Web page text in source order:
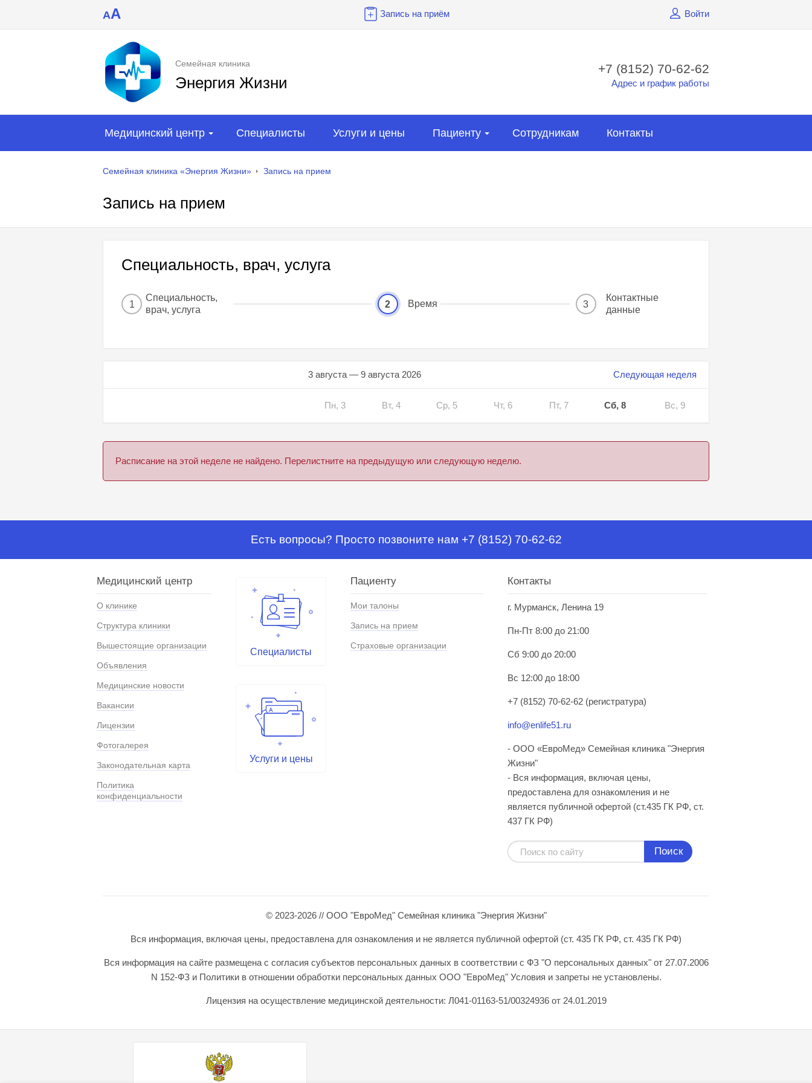
AA Запись на приём Войти
Семейная клиника
Энергия Жизни
+7 (8152) 70-62-62
Адрес и график работы
Медицинский центр Специалисты Услуги и цены Пациенту Сотрудникам Контакты
Семейная клиника «Энергия Жизни» Запись на прием
Запись на прием
Специальность, врач, услуга
1
Специальность,
врач, услуга
2 Время 3
Контактные
данные
Следующая неделя
3 августа — 9 августа 2026
Пн, 3 Вт, 4 Ср, 5 Чт, 6 Пт, 7 Сб, 8 Вс, 9
Расписание на этой неделе не найдено. Перелистните на предыдущую или следующую неделю.
Есть вопросы? Просто позвоните нам +7 (8152) 70-62-62
Медицинский центр
О клинике
Структура клиники
Вышестоящие организации
Объявления
Медицинские новости
Вакансии
Лицензии
Фотогалерея
Законодательная карта
Политика
конфиденциальности
Специалисты
Услуги и цены
Пациенту
Мои талоны
Запись на прием
Страховые организации
Контакты
г. Мурманск, Ленина 19
Пн-Пт 8:00 до 21:00
Сб 9:00 до 20:00
Вс 12:00 до 18:00
+7 (8152) 70-62-62 (регистратура)
info@enlife51.ru
- ООО «ЕвроМед» Семейная клиника "Энергия
Жизни"
- Вся информация, включая цены,
предоставлена для ознакомления и не
является публичной офертой (ст.435 ГК РФ, cт.
437 ГК РФ)
Поиск
© 2023-2026 // ООО "ЕвроМед" Семейная клиника "Энергия Жизни"
Вся информация, включая цены, предоставлена для ознакомления и не является публичной офертой (ст. 435 ГК РФ, ст. 435 ГК РФ)
Вся информация на сайте размещена с согласия субъектов персональных данных в соответствии с ФЗ "О персональных данных" от 27.07.2006
N 152-ФЗ и Политики в отношении обработки персональных данных ООО "ЕвроМед" Условия и запреты не установлены.
Лицензия на осуществление медицинской деятельности: Л041-01163-51/00324936 от 24.01.2019